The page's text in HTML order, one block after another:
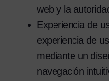
web y la
Experiencia de
experiencia de
mediante un
navegación